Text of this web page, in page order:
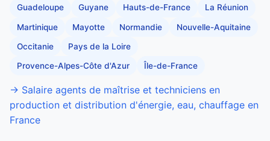
Guadeloupe Guyane Hauts-de-France La Réunion
Martinique Mayotte Normandie Nouvelle-Aquitaine
Occitanie Pays de la Loire
Provence-Alpes-Côte d'Azur Île-de-France
→ Salaire agents de maîtrise et techniciens en
production et distribution d'énergie, eau, chauffage en
France